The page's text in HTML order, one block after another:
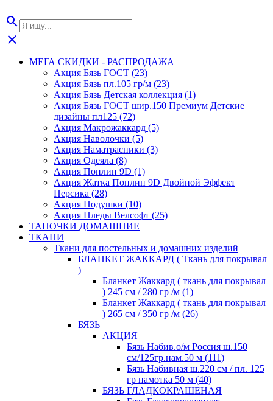
search
close
МЕГА СКИДКИ - РАСПРОДАЖА
Акция Бязь ГОСТ (23)
Акция Бязь пл.105 гр/м (23)
Акция Бязь Детская коллекция (1)
Акция Бязь ГОСТ шир.150 Премиум Детские
дизайны пл125 (72)
Акция Макрожаккард (5)
Акция Наволочки (5)
Акция Наматрасники (3)
Акция Одеяла (8)
Акция Поплин 9D (1)
Акция Жатка Поплин 9D Двойной Эффект
Персика (28)
Акция Подушки (10)
Акция Пледы Велсофт (25)
ТАПОЧКИ ДОМАШНИЕ
ТКАНИ
Ткани для постельных и домашних изделий
БЛАНКЕТ ЖАККАРД ( Ткань для покрывал
)
Бланкет Жаккард ( ткань для покрывал
) 245 см / 280 гр /м (1)
Бланкет Жаккард ( ткань для покрывал
) 265 см / 350 гр /м (26)
БЯЗЬ
АКЦИЯ
Бязь Набив.о/м Россия ш.150
см/125гр.нам.50 м (111)
Бязь Набивная ш.220 см / пл. 125
гр намотка 50 м (40)
БЯЗЬ ГЛАДКОКРАШЕНАЯ